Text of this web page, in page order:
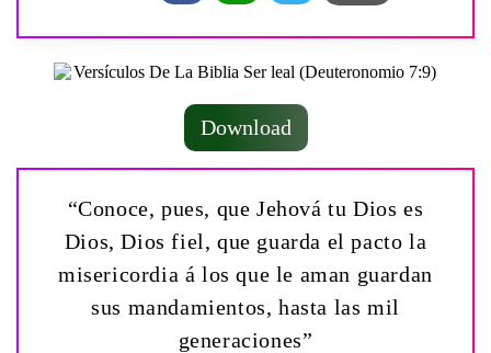
Download
“Conoce, pues, que Jehová tu Dios es
Dios, Dios fiel, que guarda el pacto la
misericordia á los que le aman guardan
sus mandamientos, hasta las mil
generaciones”